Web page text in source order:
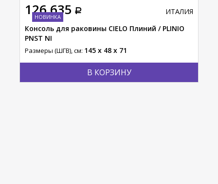
126 635
В КОРЗИНУ
ИТАЛИЯ
Консоль для раковины CIELO Плиний / PLINIO
PNST NI
Размеры (ШГВ), см: 145 x 48 x 71
НОВИНКА